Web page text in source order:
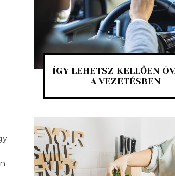
ÍGY LEHETSZ KELLŐEN
A VEZETÉSBEN